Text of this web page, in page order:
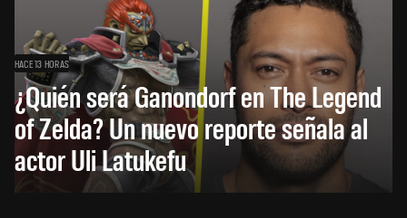
HACE 13 HORAS
¿Quién será Ganondorf en The Legend
of Zelda? Un nuevo reporte señala al
actor Uli Latukefu